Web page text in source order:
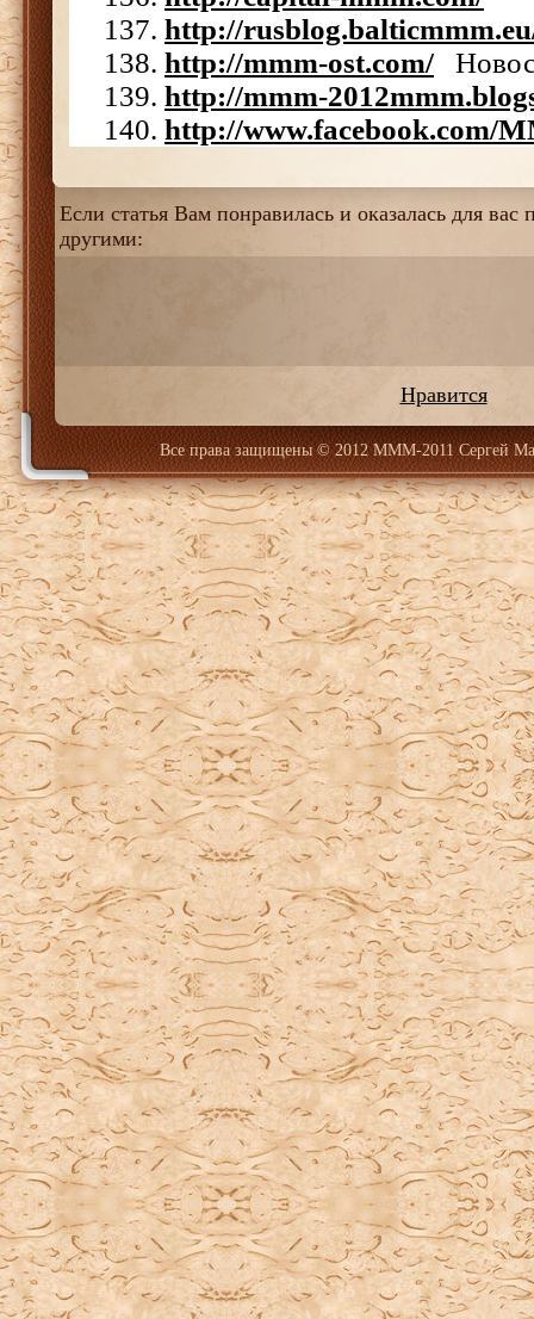
http://
http://mmm-ost.com/
http://mmm-
http://www.facebook.com/
Если статья Вам понравилась и оказалась для вас
другими:
Нравится
Все права защищены© 2012 МММ-2011 Сергей